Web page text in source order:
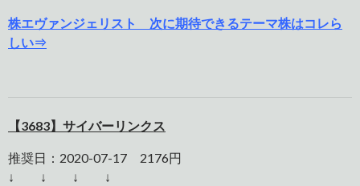
株エヴァンジェリスト 次に期待できるテーマ株はコレら
しい⇒
【3683】サイバーリンクス
推奨日：2020-07-17 2176円
↓ ↓ ↓ ↓